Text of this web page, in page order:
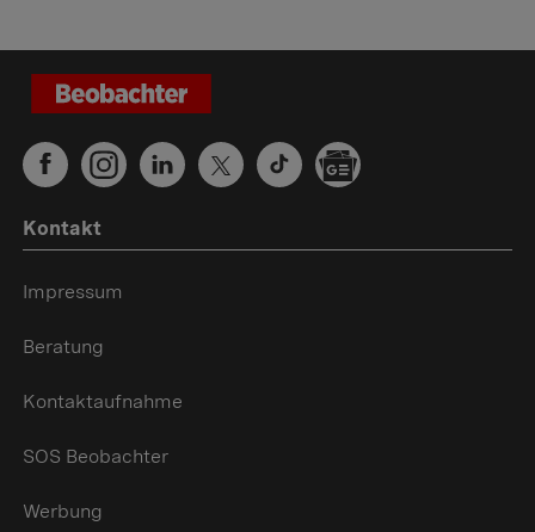
Kontakt
Impressum
Beratung
Kontaktaufnahme
SOS Beobachter
Werbung